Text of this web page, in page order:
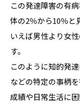
この発達障害の有
体の2％から10％と
いえば男性より女
す。
このように知的発
などの特定の事柄
成績や日常生活に困